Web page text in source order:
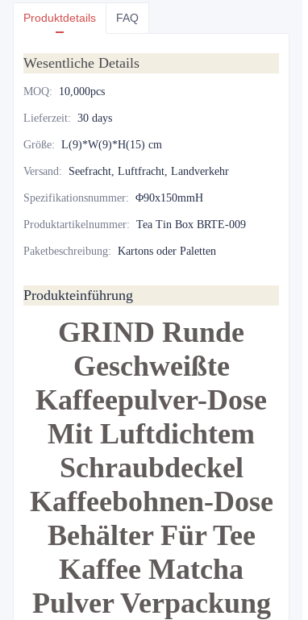
Produktdetails FAQ
Wesentliche Details
MOQ: 10,000pcs
Lieferzeit: 30 days
Größe: L(9)*W(9)*H(15) cm
Versand: Seefracht, Luftfracht, Landverkehr
Spezifikationsnummer: Φ90x150mmH
Produktartikelnummer: Tea Tin Box BRTE-009
Paketbeschreibung: Kartons oder Paletten
Produkteinführung
GRIND Runde
Geschweißte
Kaffeepulver-Dose
Mit Luftdichtem
Schraubdeckel
Kaffeebohnen-Dose
Behälter Für Tee
Kaffee Matcha
Pulver Verpackung